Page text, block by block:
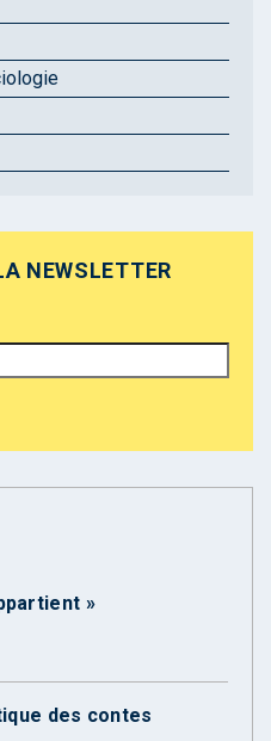
NEWSLETTER
»
des contes